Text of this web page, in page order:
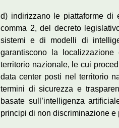
d) indirizzano le piattaforme di
comma 2, del decreto
sistemi e di modelli di
garantiscono la
territorio nazionale, le cui
data center posti nel territorio
termini di sicurezza e
basate sull’intelligenza
principi di non discriminazione e